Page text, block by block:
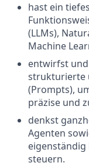
hast ein
(LLMs),
Machine
entwirfst
strukturierte
(Prompts),
präzise und
denkst
Agenten
eigenständig
steuern.